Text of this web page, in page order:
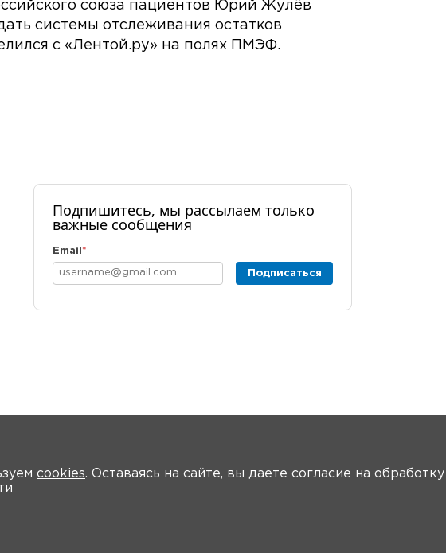
союза пациентов Юрий Жулёв
системы отслеживания остатков
с «Лентой.ру» на полях ПМЭФ.
Подпишитесь, мы рассылаем только
важные сообщения
Email *
Подписаться
cookies. Оставаясь на сайте, вы даете согласие на обработку